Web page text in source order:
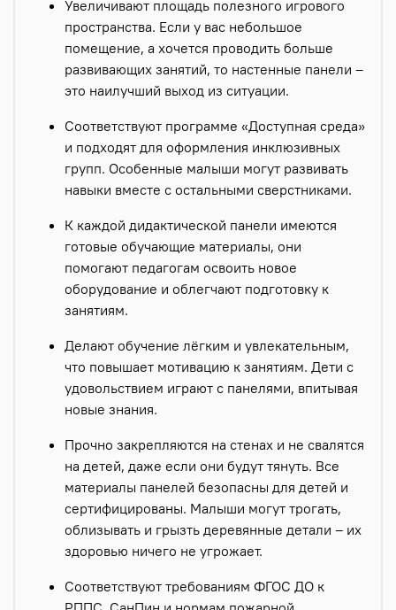
Увеличивают площадь полезного игрового
пространства. Если у вас небольшое
помещение, а хочется проводить больше
развивающих занятий, то настенные панели –
это наилучший выход из ситуации.
Соответствуют программе «Доступная среда»
и подходят для оформления инклюзивных
групп. Особенные малыши могут развивать
навыки вместе с остальными сверстниками.
К каждой дидактической панели имеются
готовые обучающие материалы, они
помогают педагогам освоить новое
оборудование и облегчают подготовку к
занятиям.
Делают обучение лёгким и увлекательным,
что повышает мотивацию к занятиям. Дети с
удовольствием играют с панелями, впитывая
новые знания.
Прочно закрепляются на стенах и не свалятся
на детей, даже если они будут тянуть. Все
материалы панелей безопасны для детей и
сертифицированы. Малыши могут трогать,
облизывать и грызть деревянные детали – их
здоровью ничего не угрожает.
Соответствуют требованиям ФГОС ДО к